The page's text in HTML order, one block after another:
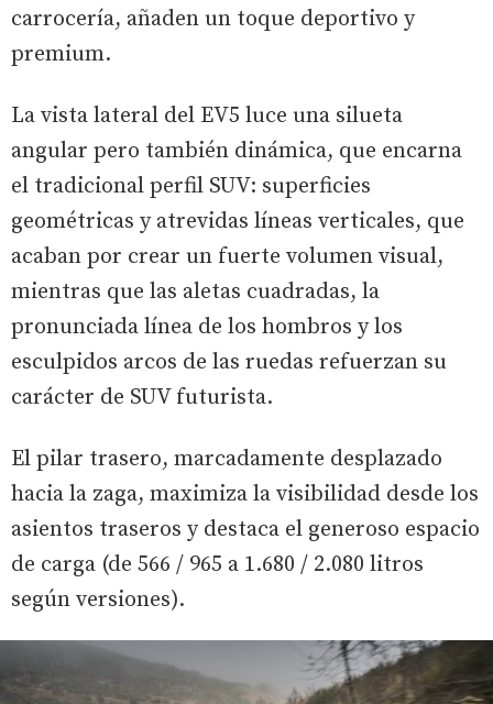
carrocería, añaden un toque deportivo y
premium.
La vista lateral del EV5 luce una silueta
angular pero también dinámica, que encarna
el tradicional perfil SUV: superficies
geométricas y atrevidas líneas verticales, que
acaban por crear un fuerte volumen visual,
mientras que las aletas cuadradas, la
pronunciada línea de los hombros y los
esculpidos arcos de las ruedas refuerzan su
carácter de SUV futurista.
El pilar trasero, marcadamente desplazado
hacia la zaga, maximiza la visibilidad desde los
asientos traseros y destaca el generoso espacio
de carga (de 566 / 965 a 1.680 / 2.080 litros
según versiones).